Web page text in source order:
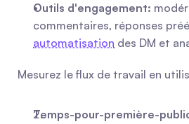
Outils d'engagement:
automatisation des DM et
Mesurez le flux de travail en
Temps-pour-première-